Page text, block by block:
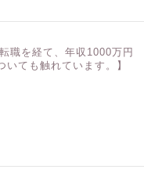
職を経て、年収1000万円
ても触れています。】